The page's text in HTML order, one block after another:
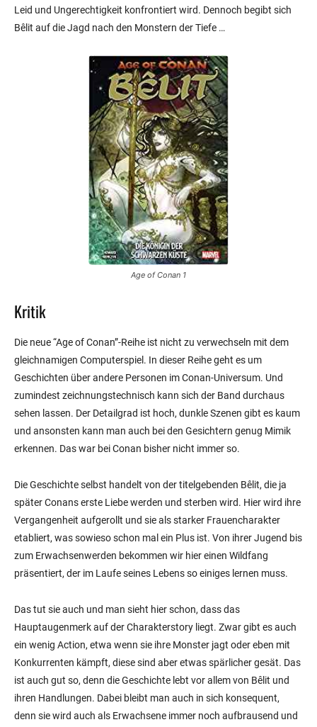
Leid und Ungerechtigkeit konfrontiert wird. Dennoch begibt sich
Bêlit auf die Jagd nach den Monstern der Tiefe …
Age of Conan 1
Kritik
Die neue “Age of Conan”-Reihe ist nicht zu verwechseln mit dem
gleichnamigen Computerspiel. In dieser Reihe geht es um
Geschichten über andere Personen im Conan-Universum. Und
zumindest zeichnungstechnisch kann sich der Band durchaus
sehen lassen. Der Detailgrad ist hoch, dunkle Szenen gibt es kaum
und ansonsten kann man auch bei den Gesichtern genug Mimik
erkennen. Das war bei Conan bisher nicht immer so.
Die Geschichte selbst handelt von der titelgebenden Bêlit, die ja
später Conans erste Liebe werden und sterben wird. Hier wird ihre
Vergangenheit aufgerollt und sie als starker Frauencharakter
etabliert, was sowieso schon mal ein Plus ist. Von ihrer Jugend bis
zum Erwachsenwerden bekommen wir hier einen Wildfang
präsentiert, der im Laufe seines Lebens so einiges lernen muss.
Das tut sie auch und man sieht hier schon, dass das
Hauptaugenmerk auf der Charakterstory liegt. Zwar gibt es auch
ein wenig Action, etwa wenn sie ihre Monster jagt oder eben mit
Konkurrenten kämpft, diese sind aber etwas spärlicher gesät. Das
ist auch gut so, denn die Geschichte lebt vor allem von Bêlit und
ihren Handlungen. Dabei bleibt man auch in sich konsequent,
denn sie wird auch als Erwachsene immer noch aufbrausend und